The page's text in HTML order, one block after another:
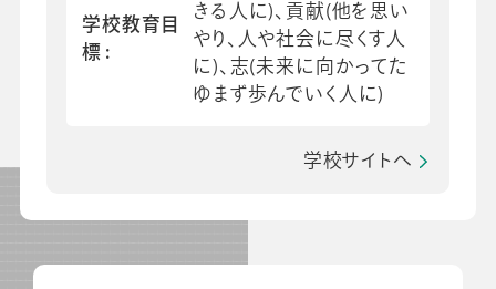
学校教育目
標
きる人に)、貢献(他を思い
やり、人や社会に尽くす人
に)、志(未来に向かってた
ゆまず歩んでいく人に)
学校サイトへ